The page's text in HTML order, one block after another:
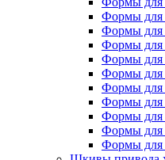
Формы для
Формы для
Формы для
Формы для
Формы для
Формы для
Формы для
Формы для
Формы для
Формы для